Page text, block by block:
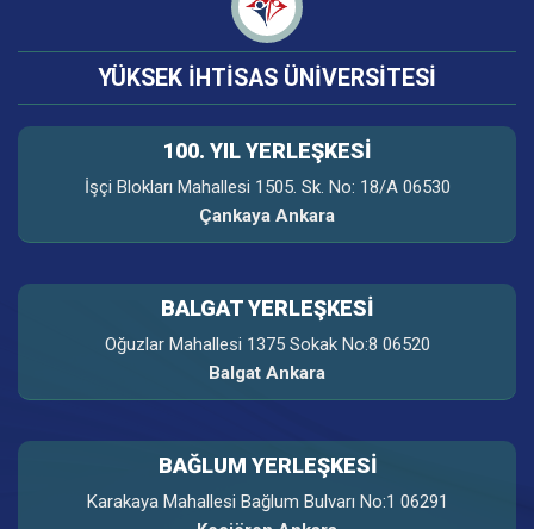
YÜKSEK İHTİSAS ÜNİVERSİTESİ
100. YIL YERLEŞKESI
İşçi Blokları Mahallesi 1505. Sk. No: 18/A 06530
Çankaya Ankara
BALGAT YERLEŞKESİ
Oğuzlar Mahallesi 1375 Sokak No:8 06520
Balgat Ankara
BAĞLUM YERLEŞKESİ
Karakaya Mahallesi Bağlum Bulvarı No:1 06291